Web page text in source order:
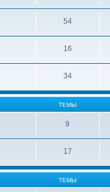
54
16
34
ТЕМЫ
9
17
ТЕМЫ